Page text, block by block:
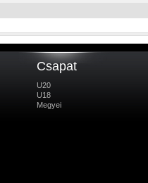
Csapat
U20
U18
Megyei